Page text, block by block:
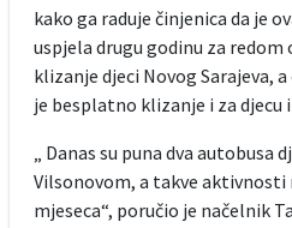
kako ga raduje činjenica da je
uspjela drugu godinu za
klizanje djeci Novog Sarajeva,
je besplatno klizanje i za djecu
„ Danas su puna dva autobusa
Vilsonovom, a takve aktivnosti
mjeseca“, poručio je načelnik